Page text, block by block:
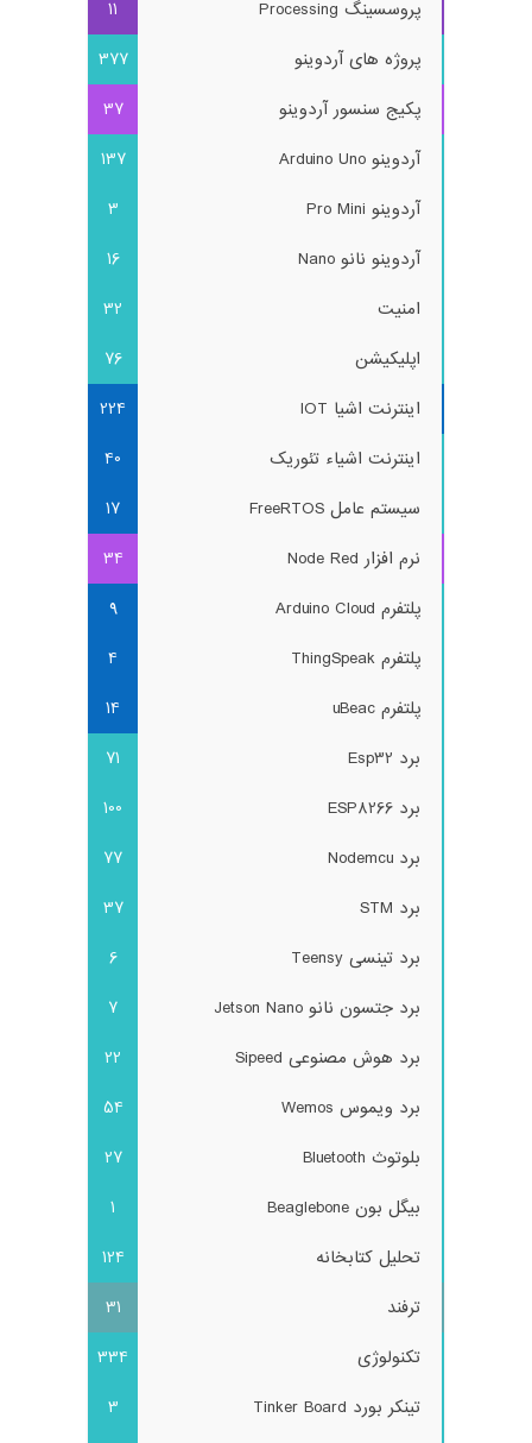
پروسسینگ Processing
11
پروژه های آردوینو
377
پکیج سنسور آردوینو
37
آردوینو Arduino Uno
137
آردوینو Pro Mini
3
آردوینو نانو Nano
16
امنیت
32
اپلیکیشن
76
اینترنت اشیا IOT
224
اینترنت اشیاء تئوریک
40
سیستم عامل FreeRTOS
17
نرم افزار Node Red
34
پلتفرم Arduino Cloud
9
پلتفرم ThingSpeak
4
پلتفرم uBeac
14
برد Esp32
71
برد ESP8266
100
برد Nodemcu
77
برد STM
37
برد تینسی Teensy
6
برد جتسون نانو Jetson Nano
7
برد هوش مصنوعی Sipeed
22
برد ویموس Wemos
54
بلوتوث Bluetooth
27
بیگل بون Beaglebone
1
تحلیل کتابخانه
124
ترفند
31
تکنولوژی
334
تینکر بورد Tinker Board
3